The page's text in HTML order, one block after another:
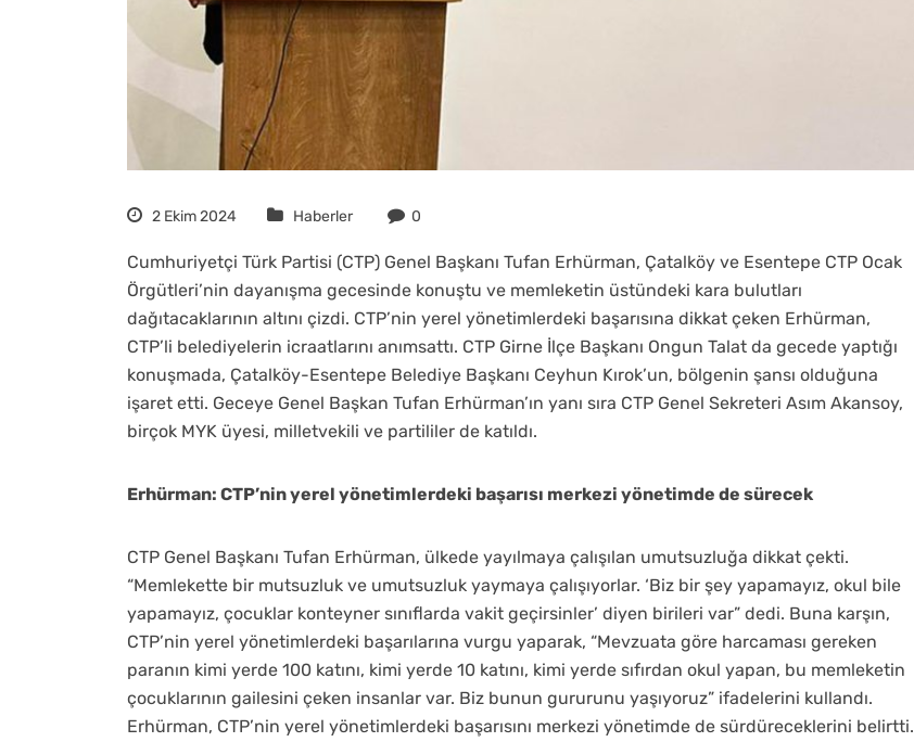
2 Ekim 2024 Haberler 0
Cumhuriyetçi Türk Partisi (CTP) Genel Başkanı Tufan Erhürman, Çatalköy ve Esentepe CTP Ocak
Örgütleri’nin dayanışma gecesinde konuştu ve memleketin üstündeki kara bulutları
dağıtacaklarının altını çizdi. CTP’nin yerel yönetimlerdeki başarısına dikkat çeken Erhürman,
CTP’li belediyelerin icraatlarını anımsattı. CTP Girne İlçe Başkanı Ongun Talat da gecede yaptığı
konuşmada, Çatalköy-Esentepe Belediye Başkanı Ceyhun Kırok’un, bölgenin şansı olduğuna
işaret etti. Geceye Genel Başkan Tufan Erhürman’ın yanı sıra CTP Genel Sekreteri Asım Akansoy,
birçok MYK üyesi, milletvekili ve partililer de katıldı.
Erhürman: CTP’nin yerel yönetimlerdeki başarısı merkezi yönetimde de sürecek
CTP Genel Başkanı Tufan Erhürman, ülkede yayılmaya çalışılan umutsuzluğa dikkat çekti.
“Memlekette bir mutsuzluk ve umutsuzluk yaymaya çalışıyorlar. ‘Biz bir şey yapamayız, okul bile
yapamayız, çocuklar konteyner sınıflarda vakit geçirsinler’ diyen birileri var” dedi. Buna karşın,
CTP’nin yerel yönetimlerdeki başarılarına vurgu yaparak, “Mevzuata göre harcaması gereken
paranın kimi yerde 100 katını, kimi yerde 10 katını, kimi yerde sıfırdan okul yapan, bu memleketin
çocuklarının gailesini çeken insanlar var. Biz bunun gururunu yaşıyoruz” ifadelerini kullandı.
Erhürman, CTP’nin yerel yönetimlerdeki başarısını merkezi yönetimde de sürdüreceklerini belirtti.